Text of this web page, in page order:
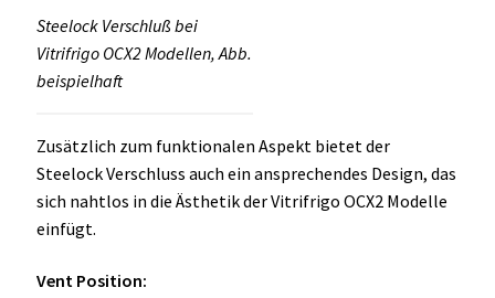
Steelock Verschluß bei
Vitrifrigo OCX2 Modellen, Abb.
beispielhaft
Zusätzlich zum funktionalen Aspekt bietet der
Steelock Verschluss auch ein ansprechendes Design, das
sich nahtlos in die Ästhetik der Vitrifrigo OCX2 Modelle
einfügt.
Vent Position: